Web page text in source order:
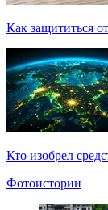
Как защититься
Кто изобрел
Фотоистории